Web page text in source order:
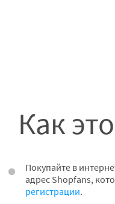
Как
Покупайте в
адрес Shopfans,
регистрации.